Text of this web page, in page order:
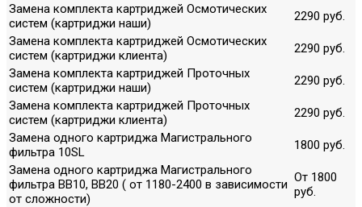
Замена комплекта картриджей Осмотических
систем (картриджи наши)
2290 руб.
Замена комплекта картриджей Осмотических
систем (картриджи клиента)
2290 руб.
Замена комплекта картриджей Проточных
систем (картриджи наши)
2290 руб.
Замена комплекта картриджей Проточных
систем (картриджи клиента)
2290 руб.
Замена одного картриджа Магистрального
фильтра 10SL
1800 руб.
Замена одного картриджа Магистрального
фильтра ВВ10, ВВ20 ( от 1180-2400 в зависимости
от сложности)
От 1800
руб.